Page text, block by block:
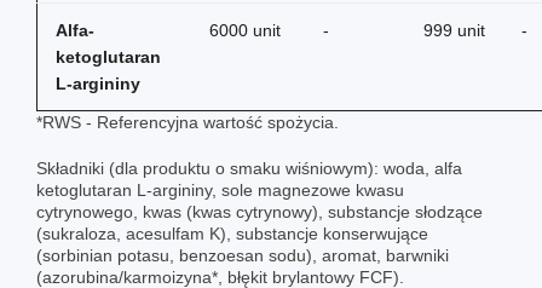
Alfa-
ketoglutaran
L-argininy
6000 unit - 999 unit -
*RWS - Referencyjna wartość spożycia.
Składniki (dla produktu o smaku wiśniowym): woda, alfa
ketoglutaran L-argininy, sole magnezowe kwasu
cytrynowego, kwas (kwas cytrynowy), substancje słodzące
(sukraloza, acesulfam K), substancje konserwujące
(sorbinian potasu, benzoesan sodu), aromat, barwniki
(azorubina/karmoizyna*, błękit brylantowy FCF).